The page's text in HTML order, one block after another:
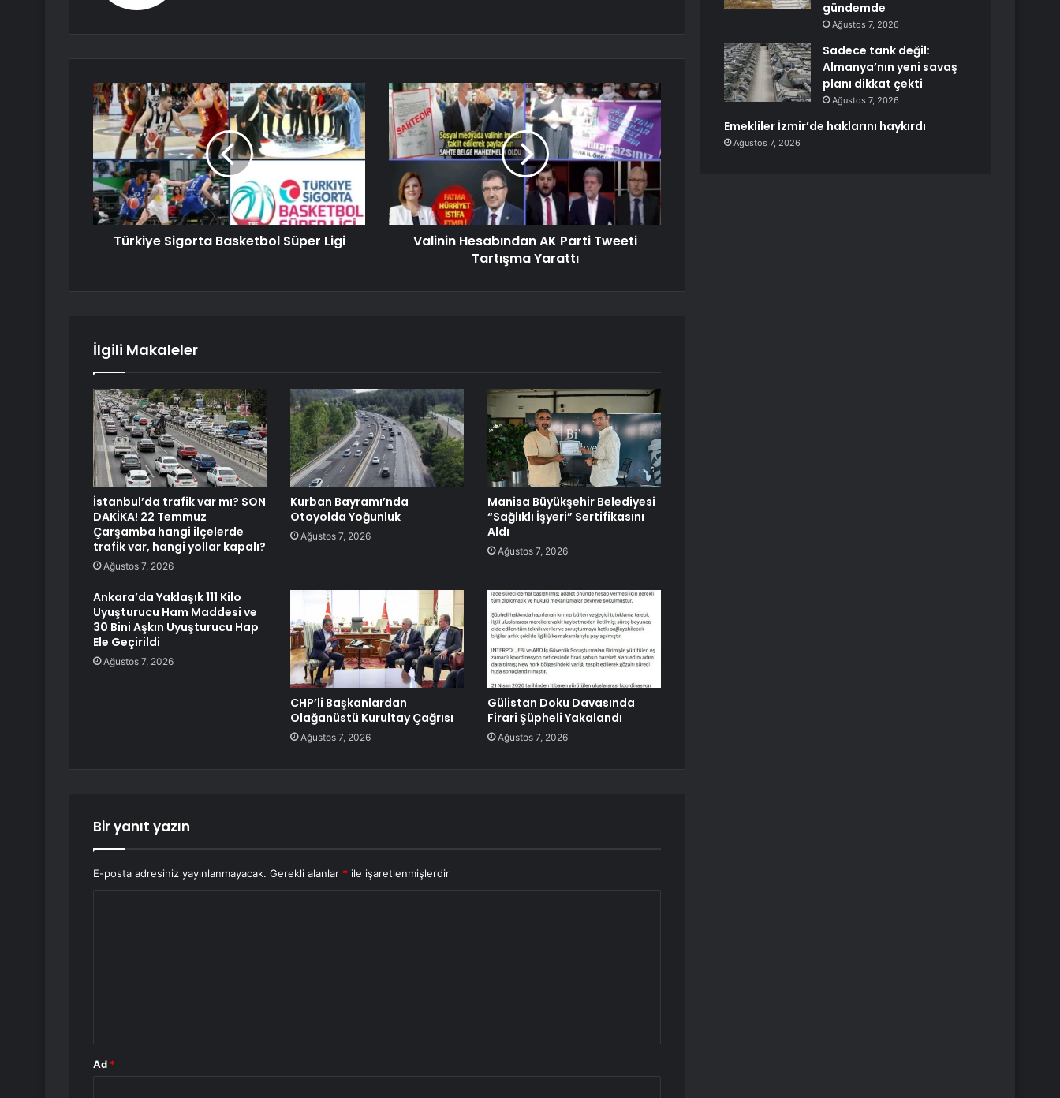
Türkiye Sigorta Basketbol Süper Ligi
Valinin Hesabından AK Parti Tweeti
Tartışma Yarattı
İlgili Makaleler
İstanbul’da trafik var mı? SON
DAKİKA! 22 Temmuz
Çarşamba hangi ilçelerde
trafik var, hangi yollar kapalı?
Ağustos 7, 2026
Kurban Bayramı’nda
Otoyolda Yoğunluk
Ağustos 7, 2026
Manisa Büyükşehir Belediyesi
“Sağlıklı İşyeri” Sertifikasını
Aldı
Ağustos 7, 2026
Ankara’da Yaklaşık 111 Kilo
Uyuşturucu Ham Maddesi ve
30 Bini Aşkın Uyuşturucu Hap
Ele Geçirildi
Ağustos 7, 2026
CHP’li Başkanlardan
Olağanüstü Kurultay Çağrısı
Ağustos 7, 2026
Gülistan Doku Davasında
Firari Şüpheli Yakalandı
Ağustos 7, 2026
Bir yanıt yazın
E-posta adresiniz yayınlanmayacak. Gerekli alanlar * ile işaretlenmişlerdir
Ad *
gündemde
Ağustos 7, 2026
Sadece tank değil:
Almanya’nın yeni savaş
planı dikkat çekti
Ağustos 7, 2026
Emekliler İzmir’de haklarını haykırdı
Ağustos 7, 2026